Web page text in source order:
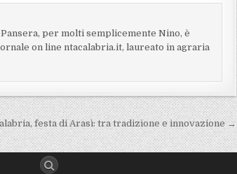
per molti semplicemente Nino, è
on line ntacalabria.it, laureato in agraria
festa di Arasì: tra tradizione e innovazione →